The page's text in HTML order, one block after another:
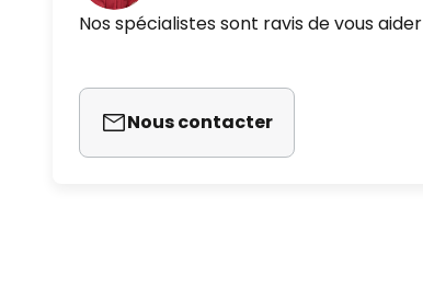
Nos spécialistes sont ravis de vous aider
Nous contacter